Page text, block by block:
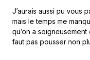
J’aurais aussi pu vous
mais le temps me
qu’on a
faut pas pousser non